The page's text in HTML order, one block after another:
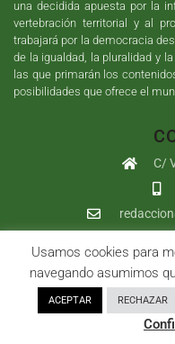
una decidida apuesta por la
vertebración territorial y al
trabajará por la democracia
de la igualdad, la pluralidad y
las que primarán los
posibilidades que ofrece el
C/
Copyright ©2026 El Nuevo
yDesarrollo| All Rights
Privacidad|
Usamos cookies para
navegando asumimos
ACEPTAR RECHAZAR